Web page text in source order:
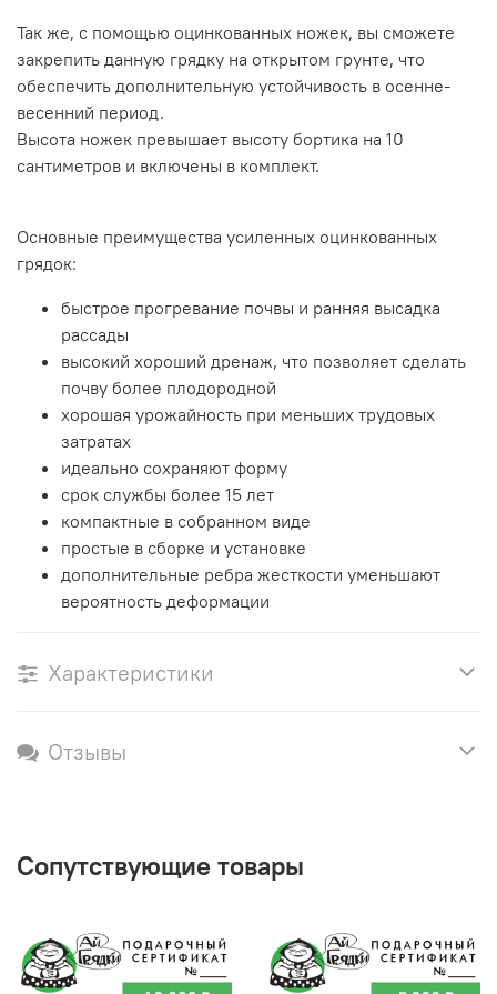
Так же, с помощью оцинкованных ножек, вы сможете
закрепить данную грядку на открытом грунте, что
обеспечить дополнительную устойчивость в осенне-
весенний период.
Высота ножек превышает высоту бортика на 10
сантиметров и включены в комплект.
Основные преимущества усиленных оцинкованных
грядок:
быстрое прогревание почвы и ранняя высадка
рассады
высокий хороший дренаж, что позволяет сделать
почву более плодородной
хорошая урожайность при меньших трудовых
затратах
идеально сохраняют форму
срок службы более 15 лет
компактные в собранном виде
простые в сборке и установке
дополнительные ребра жесткости уменьшают
вероятность деформации
Характеристики
Отзывы
Сопутствующие товары